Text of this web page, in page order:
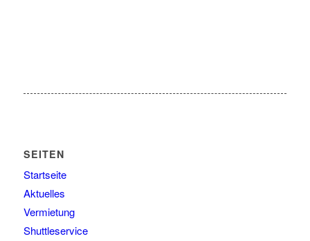
SEITEN
Startseite
Aktuelles
Vermietung
Shuttleservice